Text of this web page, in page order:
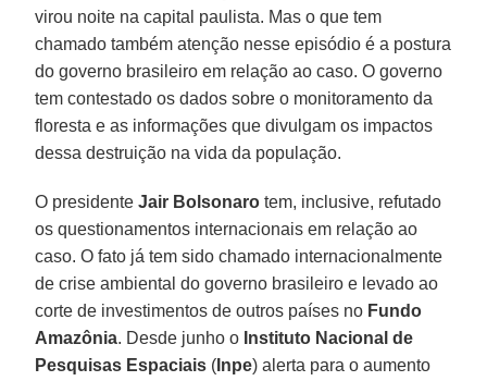
virou noite na capital paulista. Mas o que tem
chamado também atenção nesse episódio é a postura
do governo brasileiro em relação ao caso. O governo
tem contestado os dados sobre o monitoramento da
floresta e as informações que divulgam os impactos
dessa destruição na vida da população.
O presidenteJair Bolsonaro tem, inclusive, refutado
os questionamentos internacionais em relação ao
caso. O fato já tem sido chamado internacionalmente
de crise ambiental do governo brasileiro e levado ao
corte de investimentos de outros países no Fundo
Amazônia. Desde junho o Instituto Nacional de
Pesquisas Espaciais ( Inpe) alerta para o aumento